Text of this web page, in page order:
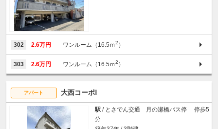
302 2.6万円 ワンルーム（16.5ｍ2 ）
303 2.6万円 ワンルーム（16.5ｍ2 ）
アパート 大西コーポⅠ
駅 / とさでん交通 月の瀬橋バス停 停歩5
分